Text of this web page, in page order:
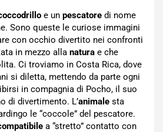
e un pescatore di nome
Sono queste le curiose immagini
con occhio divertito nei confronti
in mezzo alla natura e che
Ci troviamo in Costa Rica, dove
si diletta, mettendo da parte ogni
in compagnia di Pocho, il suo
di divertimento. L’animale sta
le “coccole” del pescatore.
a “stretto” contatto con